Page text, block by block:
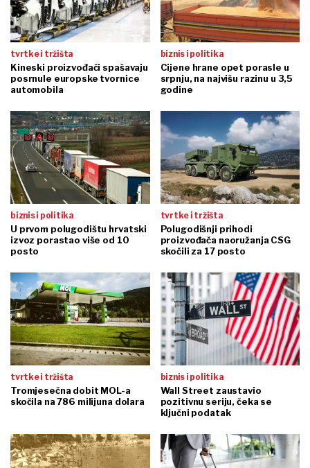
tvrtke i tržišta
Kineski proizvođači spašavaju
posrnule europske tvornice
automobila
biznis i politika
Cijene hrane opet porasle u
srpnju, na najvišu razinu u 3,5
godine
biznis i politika
U prvom polugodištu hrvatski
izvoz porastao više od 10
posto
tvrtke i tržišta
Polugodišnji prihodi
proizvođača naoružanja CSG
skočili za 17 posto
tvrtke i tržišta
Tromjesečna dobit MOL-a
skočila na 786 milijuna dolara
biznis i politika
Wall Street zaustavio
pozitivnu seriju, čeka se
ključni podatak